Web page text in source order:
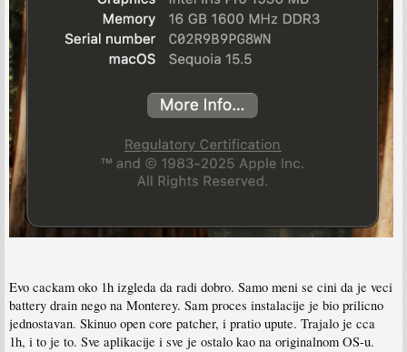
Evo cackam oko 1h izgleda da radi dobro. Samo meni se cini da je veci
battery drain nego na Monterey. Sam proces instalacije je bio prilicno
jednostavan. Skinuo open core patcher, i pratio upute. Trajalo je cca
1h, i to je to. Sve aplikacije i sve je ostalo kao na originalnom OS-u.